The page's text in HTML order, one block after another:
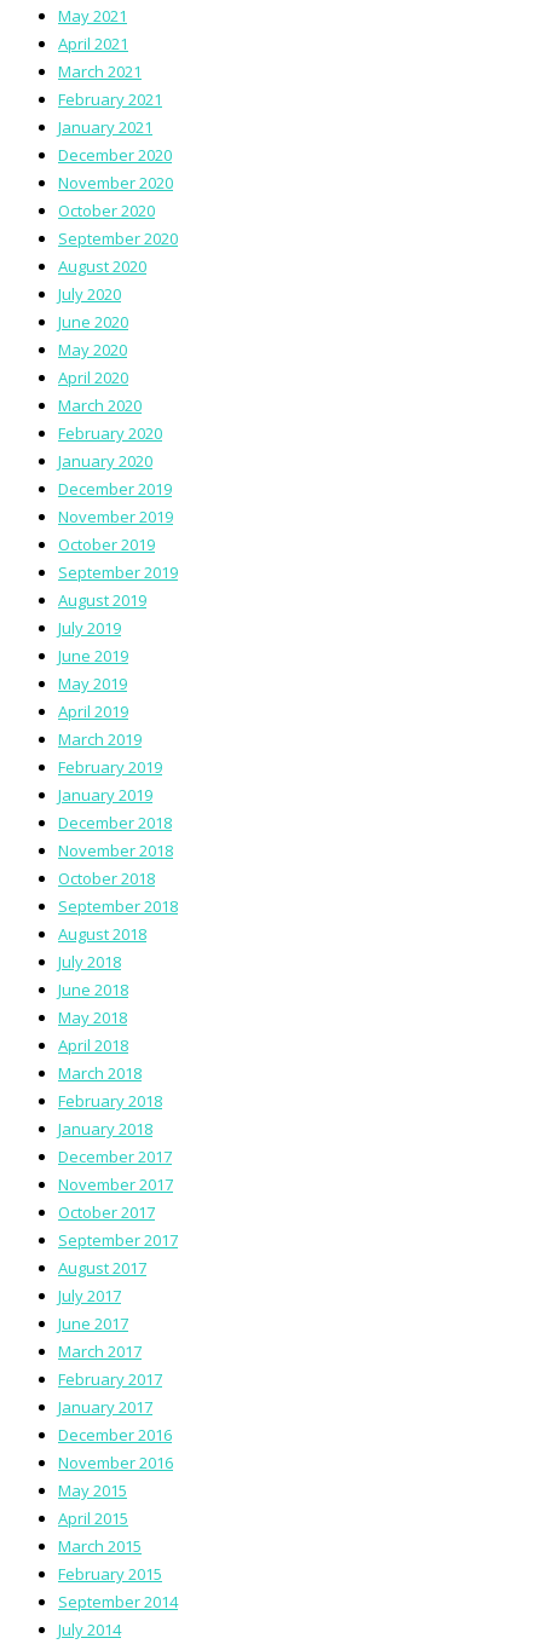
May 2021
April 2021
March 2021
February 2021
January 2021
December 2020
November 2020
October 2020
September 2020
August 2020
July 2020
June 2020
May 2020
April 2020
March 2020
February 2020
January 2020
December 2019
November 2019
October 2019
September 2019
August 2019
July 2019
June 2019
May 2019
April 2019
March 2019
February 2019
January 2019
December 2018
November 2018
October 2018
September 2018
August 2018
July 2018
June 2018
May 2018
April 2018
March 2018
February 2018
January 2018
December 2017
November 2017
October 2017
September 2017
August 2017
July 2017
June 2017
March 2017
February 2017
January 2017
December 2016
November 2016
May 2015
April 2015
March 2015
February 2015
September 2014
July 2014